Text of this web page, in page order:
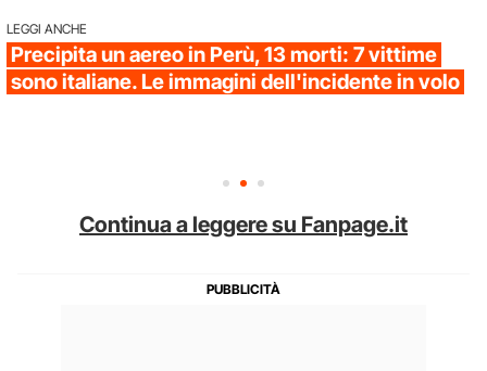
LEGGI ANCHE
Precipita un aereo in Perù, 13 morti: 7 vittime
sono italiane. Le immagini dell'incidente in volo
Continua a leggere su Fanpage.it